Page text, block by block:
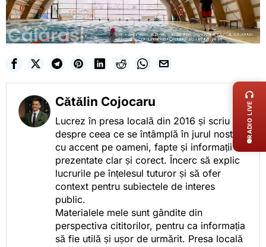
Cătălin Cojocaru
Lucrez în presa locală din 2016 și scriu
despre ceea ce se întâmplă în jurul nostru,
cu accent pe oameni, fapte și informații
prezentate clar și corect. Încerc să explic
lucrurile pe înțelesul tuturor și să ofer
context pentru subiectele de interes
public.
Materialele mele sunt gândite din
perspectiva cititorilor, pentru ca informația
să fie utilă și ușor de urmărit. Presa locală
RADIO LIVE